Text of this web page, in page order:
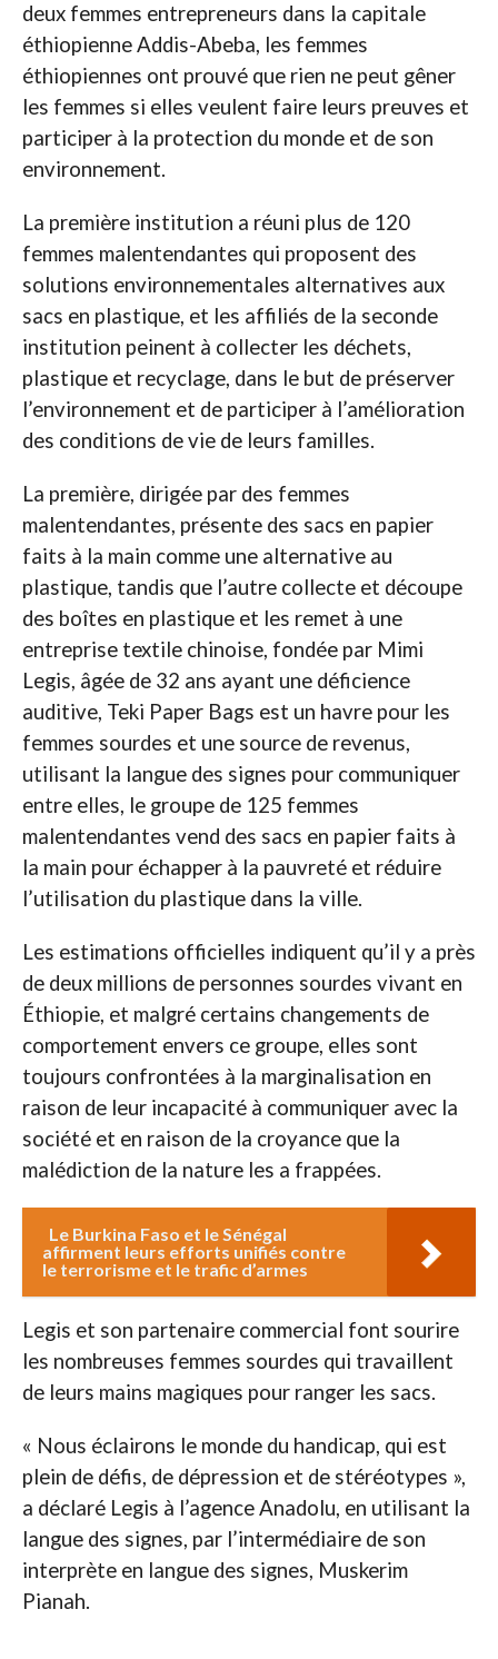
deux femmes entrepreneurs dans la capitale
éthiopienne Addis-Abeba, les femmes
éthiopiennes ont prouvé que rien ne peut gêner
les femmes si elles veulent faire leurs preuves et
participer à la protection du monde et de son
environnement.
La première institution a réuni plus de 120
femmes malentendantes qui proposent des
solutions environnementales alternatives aux
sacs en plastique, et les affiliés de la seconde
institution peinent à collecter les déchets,
plastique et recyclage, dans le but de préserver
l’environnement et de participer à l’amélioration
des conditions de vie de leurs familles.
La première, dirigée par des femmes
malentendantes, présente des sacs en papier
faits à la main comme une alternative au
plastique, tandis que l’autre collecte et découpe
des boîtes en plastique et les remet à une
entreprise textile chinoise, fondée par Mimi
Legis, âgée de 32 ans ayant une déficience
auditive, Teki Paper Bags est un havre pour les
femmes sourdes et une source de revenus,
utilisant la langue des signes pour communiquer
entre elles, le groupe de 125 femmes
malentendantes vend des sacs en papier faits à
la main pour échapper à la pauvreté et réduire
l’utilisation du plastique dans la ville.
Les estimations officielles indiquent qu’il y a près
de deux millions de personnes sourdes vivant en
Éthiopie, et malgré certains changements de
comportement envers ce groupe, elles sont
toujours confrontées à la marginalisation en
raison de leur incapacité à communiquer avec la
société et en raison de la croyance que la
malédiction de la nature les a frappées.
Le Burkina Faso et le Sénégal
affirment leurs efforts unifiés contre
le terrorisme et le trafic d’armes
Legis et son partenaire commercial font sourire
les nombreuses femmes sourdes qui travaillent
de leurs mains magiques pour ranger les sacs.
« Nous éclairons le monde du handicap, qui est
plein de défis, de dépression et de stéréotypes »,
a déclaré Legis à l’agence Anadolu, en utilisant la
langue des signes, par l’intermédiaire de son
interprète en langue des signes, Muskerim
Pianah.